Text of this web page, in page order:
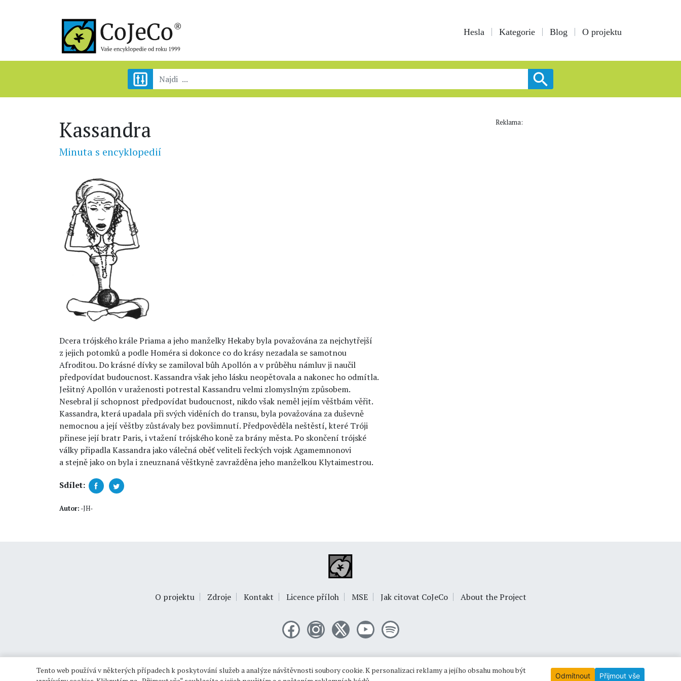
Hesla Kategorie Blog O projektu
Kassandra
Minuta s encyklopedií
Dcera trójského krále Priama a jeho manželky Hekaby byla považována za nejchytřejší
z jejich potomků a podle Homéra si dokonce co do krásy nezadala se samotnou
Afroditou. Do krásné dívky se zamiloval bůh Apollón a v průběhu námluv ji naučil
předpovídat budoucnost. Kassandra však jeho lásku neopětovala a nakonec ho odmítla.
Ješitný Apollón v uraženosti potrestal Kassandru velmi zlomyslným způsobem.
Nesebral jí schopnost předpovídat budoucnost, nikdo však neměl jejím věštbám věřit.
Kassandra, která upadala při svých viděních do transu, byla považována za duševně
nemocnou a její věštby zůstávaly bez povšimnutí. Předpověděla neštěstí, které Tróji
přinese její bratr Paris, i vtažení trójského koně za brány města. Po skončení trójské
války připadla Kassandra jako válečná oběť veliteli řeckých vojsk Agamemnonovi
a stejně jako on byla i zneuznaná věštkyně zavražděna jeho manželkou Klytaimestrou.
Sdílet:
Autor: -JH-
Reklama:
O projektu Zdroje Kontakt Licence příloh MSE Jak citovat CoJeCo About the Project
Tento web používá v některých případech k poskytování služeb a analýze návštěvnosti soubory cookie. K personalizaci reklamy a jejího obsahu mohou být
Odmítnout Přijmout vše